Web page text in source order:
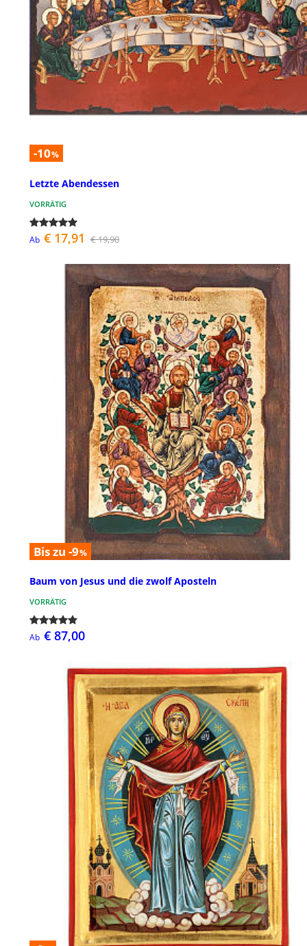
-10%
Letzte Abendessen
VORRÄTIG
Ab € 17,91 € 19,90
Bis zu -9%
Baum von Jesus und die zwolf Aposteln
VORRÄTIG
Ab € 87,00